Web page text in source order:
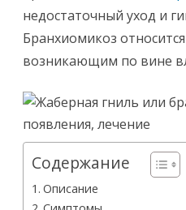
лечение
недостаточный уход и
Бранхиомикоз
возникающим по вине
Содержание
Описание